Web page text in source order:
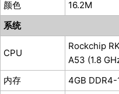
颜色
16.2M
系统
CPU
Rockchip
A53 (1.8
内存
4GB